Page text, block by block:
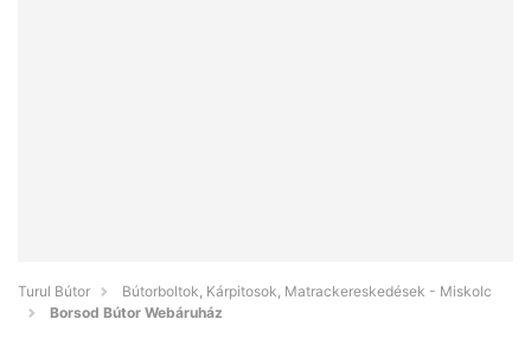
Turul Bútor
Bútorboltok, Kárpitosok, Matrackereskedések - Miskolc
Borsod Bútor Webáruház